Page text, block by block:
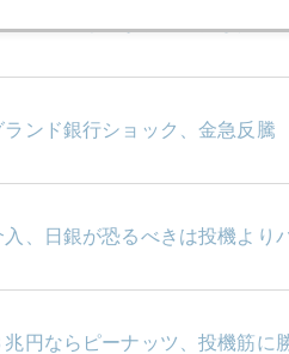
ランド銀行ショック、金急反騰
入、日銀が恐るべきは投機より
兆円ならピーナッツ、投機筋に